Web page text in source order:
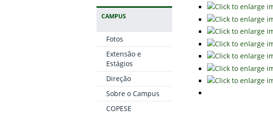
CAMPUS
Fotos
Extensão e
Estágios
Direção
Sobre o Campus
COPESE